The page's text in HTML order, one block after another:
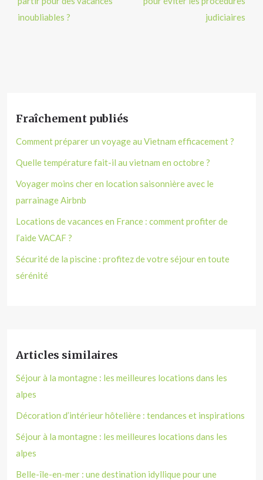
inoubliables ?
judiciaires
Fraîchement publiés
Comment préparer un voyage au Vietnam efficacement ?
Quelle température fait-il au vietnam en octobre ?
Voyager moins cher en location saisonnière avec le
parrainage Airbnb
Locations de vacances en France : comment profiter de
l’aide VACAF ?
Sécurité de la piscine : profitez de votre séjour en toute
sérénité
Articles similaires
Séjour à la montagne : les meilleures locations dans les
alpes
Décoration d’intérieur hôtelière : tendances et inspirations
Séjour à la montagne : les meilleures locations dans les
alpes
Belle-île-en-mer : une destination idyllique pour une